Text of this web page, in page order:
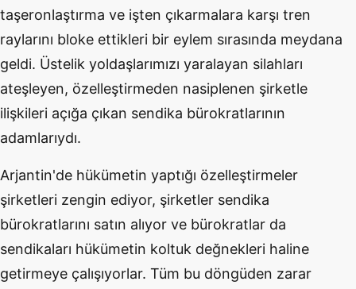
taşeronlaştırma ve işten çıkarmalara karşı tren
raylarını bloke ettikleri bir eylem sırasında meydana
geldi. Üstelik yoldaşlarımızı yaralayan silahları
ateşleyen, özelleştirmeden nasiplenen şirketle
ilişkileri açığa çıkan sendika bürokratlarının
adamlarıydı.
Arjantin'de hükümetin yaptığı özelleştirmeler
şirketleri zengin ediyor, şirketler sendika
bürokratlarını satın alıyor ve bürokratlar da
sendikaları hükümetin koltuk değnekleri haline
getirmeye çalışıyorlar. Tüm bu döngüden zarar